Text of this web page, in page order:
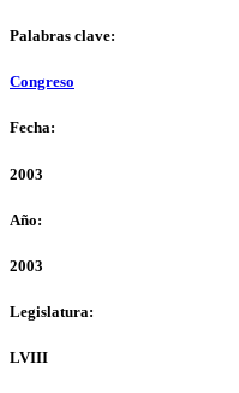
Palabras clave:
Congreso
Fecha:
2003
Año:
2003
Legislatura:
LVIII